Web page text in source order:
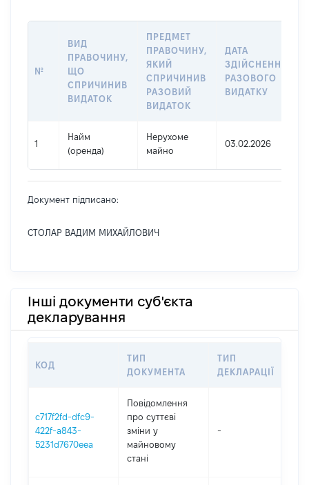
№
ВИД
ПРАВОЧИНУ,
ЩО
СПРИЧИНИВ
ВИДАТОК
ПРЕДМЕТ
ПРАВОЧИНУ,
ЯКИЙ
СПРИЧИНИВ
РАЗОВИЙ
ВИДАТОК
ДАТА
ЗДІЙСНЕННЯ
РАЗОВОГО
ВИДАТКУ
1
Найм
(оренда)
Нерухоме
майно
03.02.2026
Документ підписано:
СТОЛАР ВАДИМ МИХАЙЛОВИЧ
Інші документи суб'єкта
декларування
КОД
ТИП
ДОКУМЕНТА
ТИП
ДЕКЛАРАЦІЇ
c717f2fd-dfc9-
422f-a843-
5231d7670eea
Повідомлення
про суттєві
зміни y
майновому
стані
-